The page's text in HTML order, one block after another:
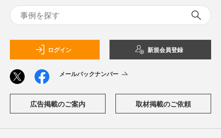
ログイン 新規会員登録
メールバックナンバー
広告掲載のご案内 取材掲載のご依頼